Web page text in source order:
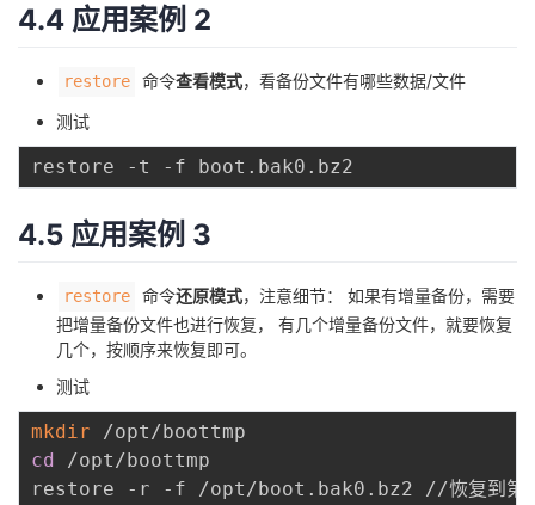
4.4 应用案例 2
restore 命令查看模式，看备份文件有哪些数据/文件
测试
4.5 应用案例 3
restore 命令还原模式，注意细节： 如果有增量备份，需要
把增量备份文件也进行恢复， 有几个增量备份文件，就要恢复
几个，按顺序来恢复即可。
测试
mkdir
cd
/opt/boottmp
restore -r -f /opt/boot.bak0.bz2 //恢复到